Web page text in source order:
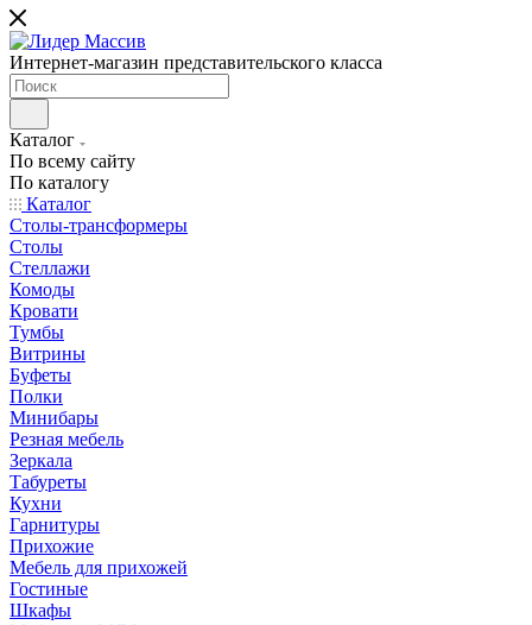
Интернет-магазин представительского класса
Каталог
По всему сайту
По каталогу
Каталог
Столы-трансформеры
Столы
Стеллажи
Комоды
Кровати
Тумбы
Витрины
Буфеты
Полки
Минибары
Резная мебель
Зеркала
Табуреты
Кухни
Гарнитуры
Прихожие
Мебель для прихожей
Гостиные
Шкафы